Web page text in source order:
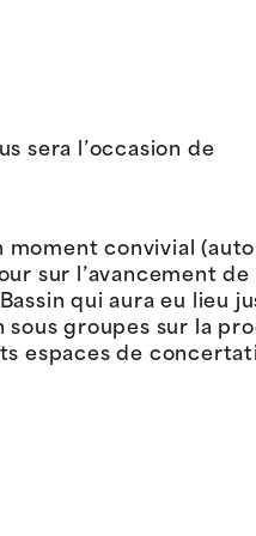
sera l’occasion de
moment convivial
sur l’avancement
qui aura eu lieu
sous groupes sur la
espaces de